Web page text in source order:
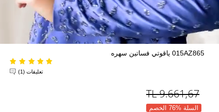
015AZ865 ياقوتي فساتين سهره
تعليقات (1)
9.661,67
TL
السلة %76 الخصم